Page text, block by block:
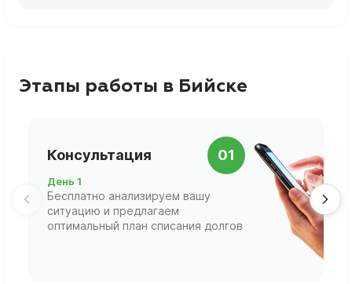
Этапы работы в Бийске
Консультация 01
День 1
Бесплатно анализируем вашу
ситуацию и предлагаем
оптимальный план списания долгов